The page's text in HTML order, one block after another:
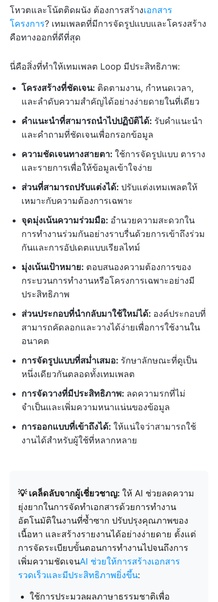
โหวตและโน้ตติดผนัง ต้องการสร้างเอกสาร
โครงการ? เทมเพลตที่มีการจัดรูปแบบและโครงสร้าง
คือทางออกที่ดีที่สุด
นี่คือสิ่งที่ทำให้เทมเพลต Loop มีประสิทธิภาพ:
โครงสร้างที่ชัดเจน: ติดตามงาน, กำหนดเวลา,
และลำดับความสำคัญได้อย่างง่ายดายในที่เดียว
คำแนะนำที่สามารถนำไปปฏิบัติได้: รับคำแนะนำ
และคำถามที่ชัดเจนเพื่อกรอกข้อมูล
ความชัดเจนทางสายตา: ใช้การจัดรูปแบบ ตาราง
และรายการเพื่อให้ข้อมูลเข้าใจง่าย
ส่วนที่สามารถปรับแต่งได้: ปรับแต่งเทมเพลตให้
เหมาะกับความต้องการเฉพาะ
จุดมุ่งเน้นความร่วมมือ: อำนวยความสะดวกใน
การทำงานร่วมกันอย่างราบรื่นด้วยการเข้าถึงร่วม
กันและการอัปเดตแบบเรียลไทม์
มุ่งเน้นเป้าหมาย: ตอบสนองความต้องการของ
กระบวนการทำงานหรือโครงการเฉพาะอย่างมี
ประสิทธิภาพ
ส่วนประกอบที่นำกลับมาใช้ใหม่ได้: องค์ประกอบที่
สามารถคัดลอกและวางได้ง่ายเพื่อการใช้งานใน
อนาคต
การจัดรูปแบบที่สม่ำเสมอ: รักษาลักษณะที่ดูเป็น
หนึ่งเดียวกันตลอดทั้งเทมเพลต
การจัดวางที่มีประสิทธิภาพ: ลดความรกที่ไม่
จำเป็นและเพิ่มความหนาแน่นของข้อมูล
การออกแบบที่เข้าถึงได้: ให้แน่ใจว่าสามารถใช้
งานได้สำหรับผู้ใช้ที่หลากหลาย
💡 เคล็ดลับจากผู้เชี่ยวชาญ: ให้ AI ช่วยลดความ
ยุ่งยากในการจัดทำเอกสารด้วยการทำงาน
อัตโนมัติในงานที่ซ้ำซาก ปรับปรุงคุณภาพของ
เนื้อหา และสร้างรายงานได้อย่างง่ายดาย ตั้งแต่
การจัดระเบียบขั้นตอนการทำงานไปจนถึงการ
เพิ่มความชัดเจนAI ช่วยให้การสร้างเอกสาร
รวดเร็วและมีประสิทธิภาพยิ่งขึ้น:
ใช้การประมวลผลภาษาธรรมชาติเพื่อ